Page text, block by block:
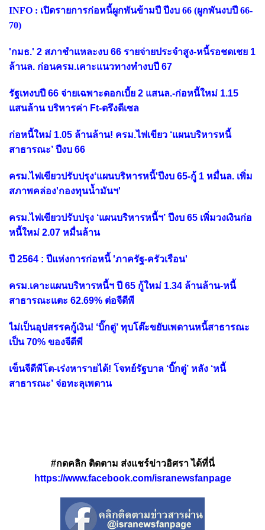
INFO : เปิดรายการก่อหนี้ผูกพันข้ามปี ปีงบ 66 (ผูกพันงบปี 66-
70)
'กมธ.' 2 สภาชำแหละงบ 66 รายจ่ายประจำสูง-หนี้รอชดเชย 1
ล้านล. ก่อนครม.เคาะแนวทางทำงบปี 67
รัฐเทงบปี 66 จ่ายเฉพาะดอกเบี้ย 2 แสนล.-ก่อหนี้ใหม่ 1.15
แสนล้าน บริหารค่า Ft-ตรึงดีเซล
ก่อหนี้ใหม่ 1.05 ล้านล้าน! ครม.ไฟเขียว ‘แผนบริหารหนี้
สาธารณะ’ ปีงบ 66
ครม.ไฟเขียวปรับปรุง‘แผนบริหารหนี้'ปีงบ 65-กู้ 1 หมื่นล. เพิ่ม
สภาพคล่อง'กองทุนน้ำมันฯ'
ครม.ไฟเขียวปรับปรุง ‘แผนบริหารหนี้ฯ’ ปีงบ 65 เพิ่มวงเงินก่อ
หนี้ใหม่ 2.07 หมื่นล้าน
ปี 2564 : ปีแห่งการก่อหนี้ 'ภาครัฐ-ครัวเรือน'
ครม.เคาะแผนบริหารหนี้ฯ ปี 65 กู้ใหม่ 1.34 ล้านล้าน-หนี้
สาธารณะแตะ 62.69% ต่อจีดีพี
ไม่เป็นอุปสรรคกู้เงิน! ‘บิ๊กตู่’ ทุบโต๊ะขยับเพดานหนี้สาธารณะ
เป็น 70% ของจีดีพี
เข็นจีดีพีโต-เร่งหารายได้! โจทย์รัฐบาล ‘บิ๊กตู่’ หลัง ‘หนี้
สาธารณะ’ จ่อทะลุเพดาน
#กดคลิก ติดตาม ส่งแชร์ข่าวอิศรา ได้ที่นี่
https://www.facebook.com/isranewsfanpage